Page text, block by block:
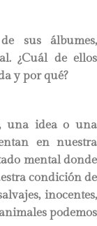
sus álbumes,
¿Cuál de ellos
y por qué?
una idea o una
en nuestra
mental donde
condición de
inocentes,
podemos